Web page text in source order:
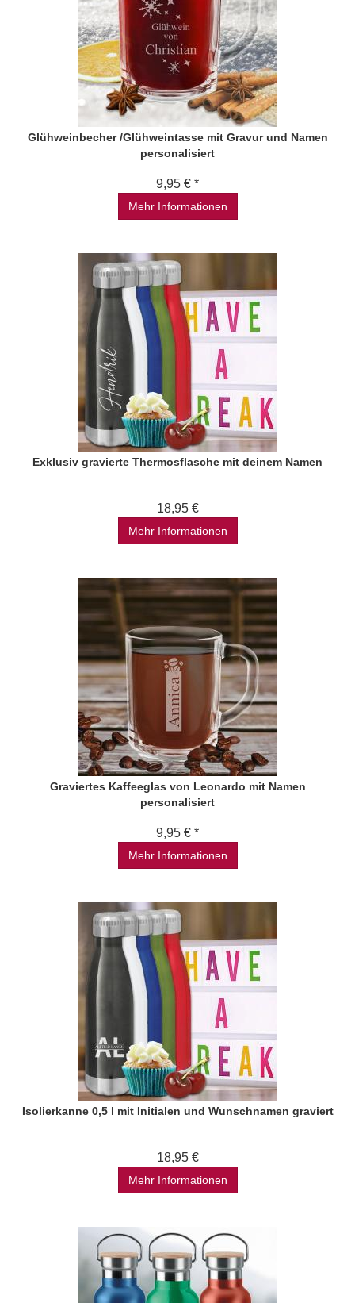
Glühweinbecher /Glühweintasse mit Gravur und Namen
personalisiert
9,95 € *
Mehr Informationen
Exklusiv gravierte Thermosflasche mit deinem Namen
18,95 €
Mehr Informationen
Graviertes Kaffeeglas von Leonardo mit Namen
personalisiert
9,95 € *
Mehr Informationen
Isolierkanne 0,5 l mit Initialen und Wunschnamen graviert
18,95 €
Mehr Informationen